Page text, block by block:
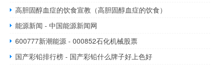
高胆固醇血症的饮食宣教（高胆固醇血症的饮食）
能源新闻 - 中国能源新闻网
600777新潮能源 - 000852石化机械股票
国产彩铅排行榜 - 国产彩铅什么牌子好上色好